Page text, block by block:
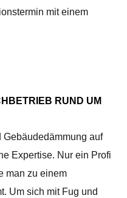
mit einem
RUND UM
Gebäudedämmung auf
Expertise. Nur ein Profi
man zu einem
Um sich mit Fug und